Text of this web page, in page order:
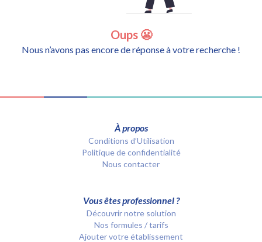
Oups 😬
Nous n’avons pas encore de réponse à votre recherche !
À propos
Conditions d’Utilisation
Politique de confidentialité
Nous contacter
Vous êtes professionnel ?
Découvrir notre solution
Nos formules / tarifs
Ajouter votre établissement